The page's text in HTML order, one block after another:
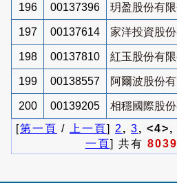
196 00137396 玥盈股份有限
197 00137614 家洋投資股
198 00137810 紅玉股份有限
199 00138557 阿爾波股份
200 00139205
相穩國際股
[第一頁 / 上一頁] 2 , 3, <4>,
一頁] 共有 8039